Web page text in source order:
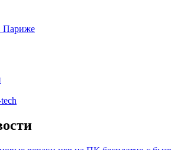
Париже